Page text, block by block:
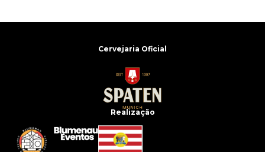
Cervejaria Oficial
Realização